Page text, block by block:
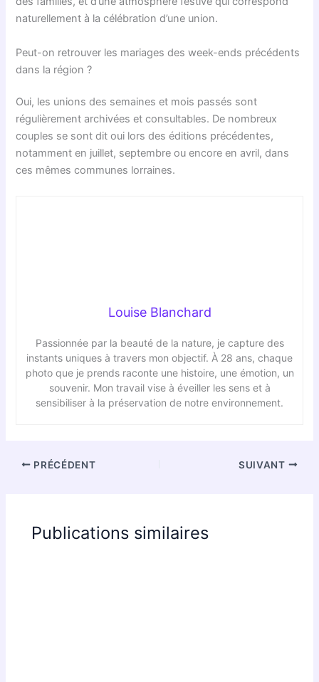
naturellement à la célébration d’une union.
Peut-on retrouver les mariages des week-ends précédents
dans la région ?
Oui, les unions des semaines et mois passés sont
régulièrement archivées et consultables. De nombreux
couples se sont dit oui lors des éditions précédentes,
notamment en juillet, septembre ou encore en avril, dans
ces mêmes communes lorraines.
Louise Blanchard
Passionnée par la beauté de la nature, je capture des
instants uniques à travers mon objectif. À 28 ans, chaque
photo que je prends raconte une histoire, une émotion, un
souvenir. Mon travail vise à éveiller les sens et à
sensibiliser à la préservation de notre environnement.
PRÉCÉDENT SUIVANT
Publications similaires